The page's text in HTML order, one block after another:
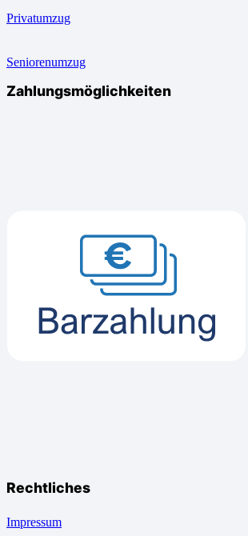
Privatumzug
Seniorenumzug
Zahlungsmöglichkeiten
Rechtliches
Impressum